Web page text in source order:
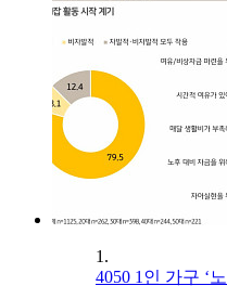
1.
4050 1인 가구 ‘